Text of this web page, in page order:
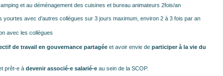
et au déménagement des cuisines et bureau animateurs 2fois/an
yourtes avec d’autres collègues sur 3 jours maximum, environ 2 à 3 fois par an
avec les collègues
de travail en gouvernance partagée et avoir envie de participer à la vie du
prêt-e à devenir associé-e salarié-e au sein de la SCOP.